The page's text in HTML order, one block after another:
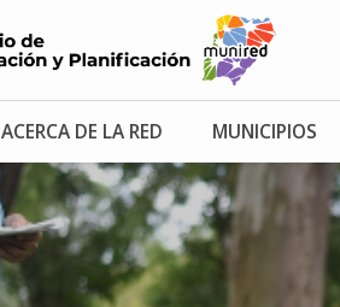
ACERCA DE LA RED MUNICIPIOS